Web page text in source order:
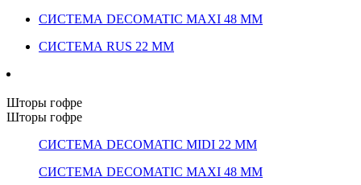
СИСТЕМА DECOMATIC MAXI 48 ММ
СИСТЕМА RUS 22 ММ
Шторы гофре
Шторы гофре
СИСТЕМА DECOMATIC MIDI 22 ММ
СИСТЕМА DECOMATIC MAXI 48 ММ